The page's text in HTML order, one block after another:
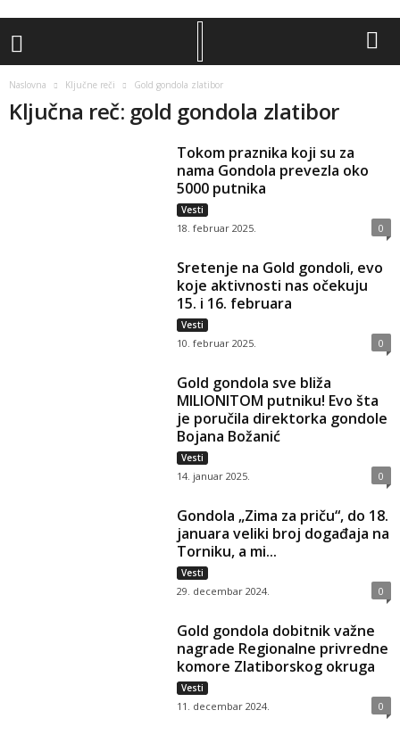
Naslovna Ključne reči Gold gondola zlatibor
Ključna reč: gold gondola zlatibor
Tokom praznika koji su za
nama Gondola prevezla oko
5000 putnika
Vesti
18. februar 2025. 0
Sretenje na Gold gondoli, evo
koje aktivnosti nas očekuju
15. i 16. februara
Vesti
10. februar 2025. 0
Gold gondola sve bliža
MILIONITOM putniku! Evo šta
je poručila direktorka gondole
Bojana Božanić
Vesti
14. januar 2025. 0
Gondola „Zima za priču“, do 18.
januara veliki broj događaja na
Torniku, a mi...
Vesti
29. decembar 2024. 0
Gold gondola dobitnik važne
nagrade Regionalne privredne
komore Zlatiborskog okruga
Vesti
11. decembar 2024. 0